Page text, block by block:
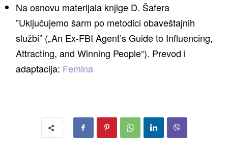
Na osnovu materijala knjige D. Šafera
”Uključujemo šarm po metodici obaveštajnih
službi” („An Ex-FBI Agent’s Guide to Influencing,
Attracting, and Winning People“). Prevod i
adaptacija: Femina